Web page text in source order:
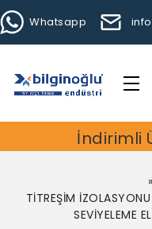
Whatsapp
İndirimli
»
TİTREŞİM
SEVİYELEME